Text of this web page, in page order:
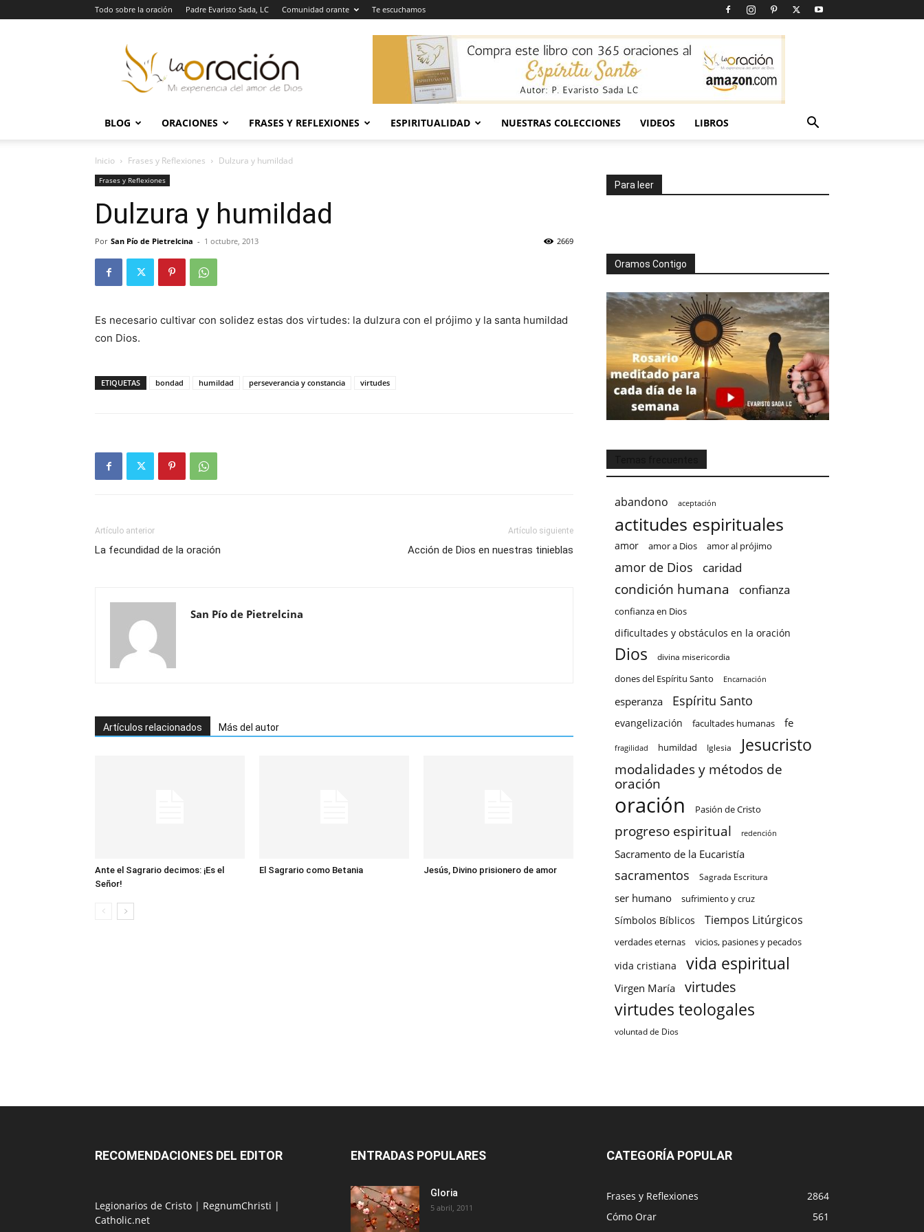
Todo sobre la oración Padre Evaristo Sada, LC Comunidad orante Te escuchamos
Oración
BLOG ORACIONES FRASES Y REFLEXIONES ESPIRITUALIDAD NUESTRAS COLECCIONES VIDEOS LIBROS
Inicio Frases y Reflexiones Dulzura y humildad
Frases y Reflexiones
Dulzura y humildad
Por San Pío de Pietrelcina - 1 octubre, 2013 2669
Es necesario cultivar con solidez estas dos virtudes: la dulzura con el prójimo y la santa humildad
con Dios.
ETIQUETAS bondad humildad perseverancia y constancia virtudes
Artículo anterior
La fecundidad de la oración
Artículo siguiente
Acción de Dios en nuestras tinieblas
San Pío de Pietrelcina
Artículos relacionados Más del autor
Ante el Sagrario decimos: ¡Es el
Señor!
El Sagrario como Betania Jesús, Divino prisionero de amor
Para leer
Oramos Contigo
abandono aceptación
actitudes espirituales
amor amor a Dios amor al prójimo
amor de Dios caridad
condición humana confianza
confianza en Dios
dificultades y obstáculos en la oración
Dios divina misericordia
dones del Espíritu Santo Encarnación
esperanza Espíritu Santo
evangelización facultades humanas fe
fragilidad humildad Iglesia Jesucristo
modalidades y métodos de
oración
oración Pasión de Cristo
progreso espiritual redención
Sacramento de la Eucaristía
sacramentos Sagrada Escritura
ser humano sufrimiento y cruz
Símbolos Bíblicos Tiempos Litúrgicos
verdades eternas vicios, pasiones y pecados
vida cristiana vida espiritual
Virgen María virtudes
virtudes teologales
voluntad de Dios
RECOMENDACIONES DEL EDITOR
Legionarios de Cristo | RegnumChristi |
Catholic.net
ENTRADAS POPULARES
Gloria
5 abril, 2011
CATEGORÍA POPULAR
Frases y Reflexiones
2864
Cómo Orar
561